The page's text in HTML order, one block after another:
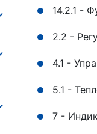
14.2.1 -
2.2 -
4.1 -
5.1 -
7 -